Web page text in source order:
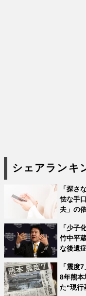
シェアランキ
「探さ
怯な手
夫」の
「少子
竹中平
な後遺
「震度
8年熊本
た“現行